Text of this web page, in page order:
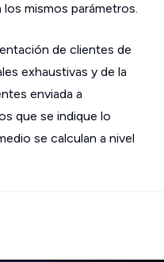
mismos parámetros.
de clientes de
exhaustivas y de la
enviada a
que se indique lo
se calculan a nivel